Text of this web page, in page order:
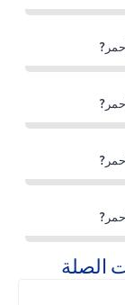
الصلة